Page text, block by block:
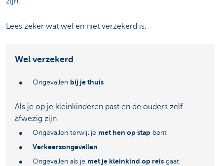
Lees zeker wat wel en niet verzekerd is.
Wel verzekerd
Ongevallen bij je thuis
Als je op je kleinkinderen past en de ouders zelf
afwezig zijn
Ongevallen terwijl je met hen op stap bent
Verkeersongevallen
Ongevallen als je met je kleinkind op reis gaat